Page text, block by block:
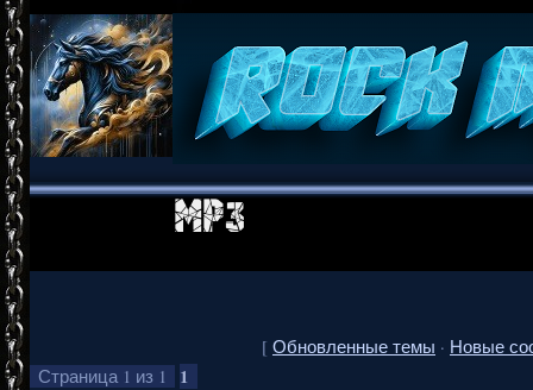
[ Обновленные темы · Новые
Страница 1 из 1 1